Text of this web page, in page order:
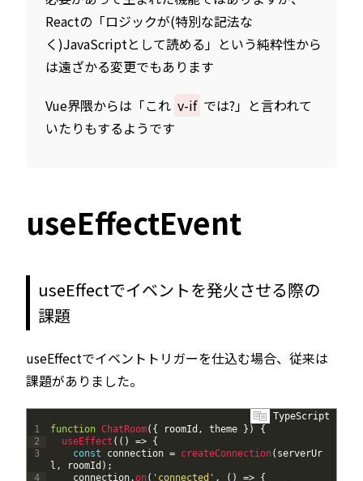
Reactの「ロジックが(特別な記法な
く)JavaScriptとして読める」という純粋性から
は遠ざかる変更でもあります
Vue界隈からは「これ v-if では?」と言われて
いたりもするようです
useEffectEvent
useEffectでイベントを発火させる際の
課題
useEffectでイベントトリガーを仕込む場合、従来は
課題がありました。
TypeScript
1
2
3
4
function ChatRoom( { roomId , theme } )
{
useEffect ( ( ) => {
const
connection = createConnection( serverUr
l , roomId ) ;
connection.on( 'connected' , ( ) => {